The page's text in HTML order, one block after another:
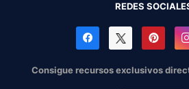
REDES
Consigue recursos exclusivos